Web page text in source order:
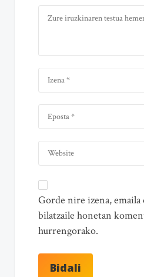
Gorde nire izena, emaila
bilatzaile honetan
hurrengorako.